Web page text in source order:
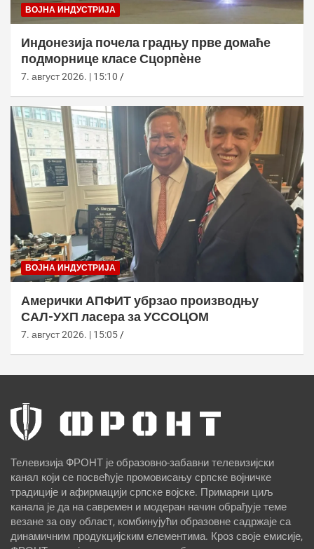
ВОЈНА ИНДУСТРИЈА
Индонезија почела градњу прве домаће
подморнице класе Сцорпèне
7. август 2026. | 15:10
ВОЈНА ИНДУСТРИЈА
Амерички АПФИТ убрзао производњу
САЛ-УХП ласера за УССОЦОМ
7. август 2026. | 15:05
Телевизија ФРОНТ је образовно-забавни телевизијски
канал који се посвећује промовисању српске војничке
традиције и афирмацији српске војске. Примарни циљ
канала је да на савремен и модеран начин обрађује теме
везане за ову област, комбинујући образовне садржаје са
динамичним продукцијским елементима. Кроз своје емисије,